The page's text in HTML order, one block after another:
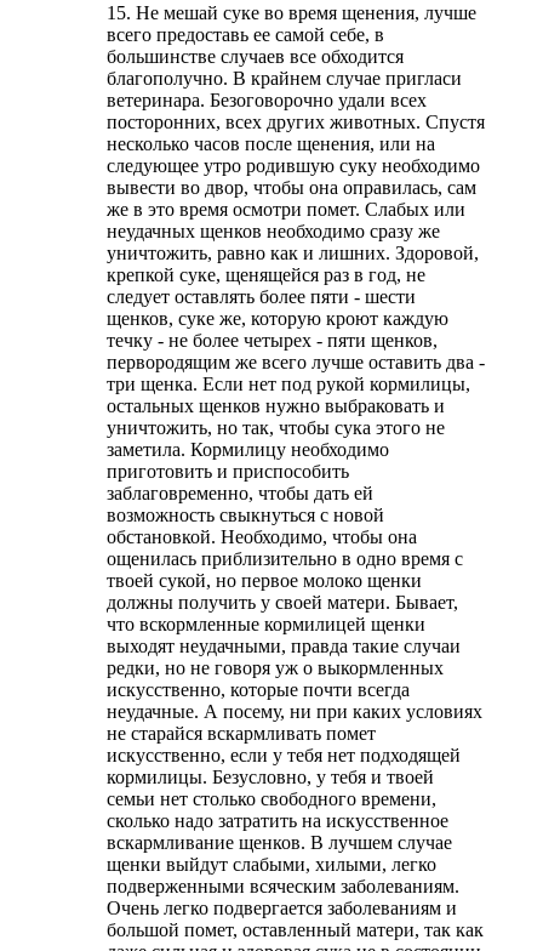
15. Не мешай суке во время щенения, лучше
всего предоставь ее самой себе, в
большинстве случаев все обходится
благополучно. В крайнем случае пригласи
ветеринара. Безоговорочно удали всех
посторонних, всех других животных. Спустя
несколько часов после щенения, или на
следующее утро родившую суку необходимо
вывести во двор, чтобы она оправилась, сам
же в это время осмотри помет. Слабых или
неудачных щенков необходимо сразу же
уничтожить, равно как и лишних. Здоровой,
крепкой суке, щенящейся раз в год, не
следует оставлять более пяти - шести
щенков, суке же, которую кроют каждую
течку - не более четырех - пяти щенков,
первородящим же всего лучше оставить два -
три щенка. Если нет под рукой кормилицы,
остальных щенков нужно выбраковать и
уничтожить, но так, чтобы сука этого не
заметила. Кормилицу необходимо
приготовить и приспособить
заблаговременно, чтобы дать ей
возможность свыкнуться с новой
обстановкой. Необходимо, чтобы она
ощенилась приблизительно в одно время с
твоей сукой, но первое молоко щенки
должны получить у своей матери. Бывает,
что вскормленные кормилицей щенки
выходят неудачными, правда такие случаи
редки, но не говоря уж о выкормленных
искусственно, которые почти всегда
неудачные. А посему, ни при каких условиях
не старайся вскармливать помет
искусственно, если у тебя нет подходящей
кормилицы. Безусловно, у тебя и твоей
семьи нет столько свободного времени,
сколько надо затратить на искусственное
вскармливание щенков. В лучшем случае
щенки выйдут слабыми, хилыми, легко
подверженными всяческим заболеваниям.
Очень легко подвергается заболеваниям и
большой помет, оставленный матери, так как